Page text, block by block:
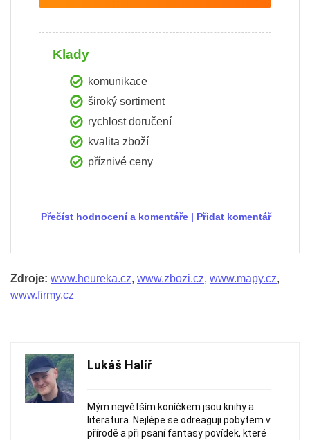
Klady
komunikace
široký sortiment
rychlost doručení
kvalita zboží
příznivé ceny
Přidat komentář
|
Přečíst hodnocení a komentáře
Zdroje: www.heureka.cz, www.zbozi.cz, www.mapy.cz,
www.firmy.cz
Lukáš Halíř
Mým největším koníčkem jsou knihy a
literatura. Nejlépe se odreaguji pobytem v
přírodě a při psaní fantasy povídek, které